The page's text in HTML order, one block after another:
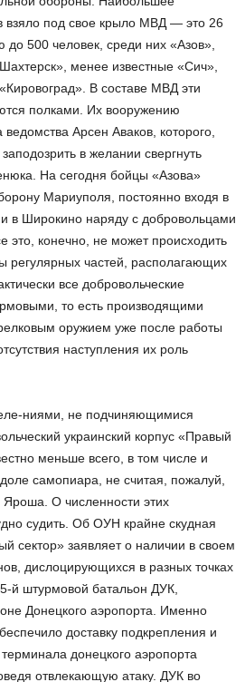
взяло под свое крыло МВД — это 26
до 500 человек, среди них «Азов»,
менее известные «Сич»,
В составе МВД эти
полками. Их вооружению
ведомства Арсен Аваков, которого,
в желании свергнуть
На сегодня бойцы «Азова»
Мариуполя, постоянно входя в
в Широкино наряду с добровольцами
это, конечно, не может происходить
регулярных частей, располагающих
все добровольческие
то есть производящими
оружием уже после работы
наступления их роль
ниями, не подчиняющимися
украинский корпус «Правый
меньше всего, в том числе и
самопиара, не считая, пожалуй,
О численности этих
судить. Об ОУН крайне скудная
сектор» заявляет о наличии в своем
дислоцирующихся в разных точках
й штурмовой батальон ДУК,
Донецкого аэропорта. Именно
доставку подкрепления и
донецкого аэропорта
отвлекающую атаку. ДУК во